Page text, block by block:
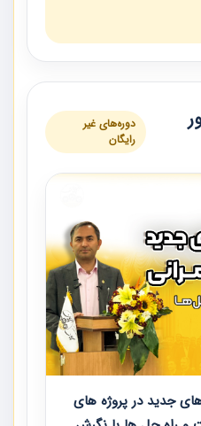
دوره‌های غیر
رایگان
جدید در پروژه های